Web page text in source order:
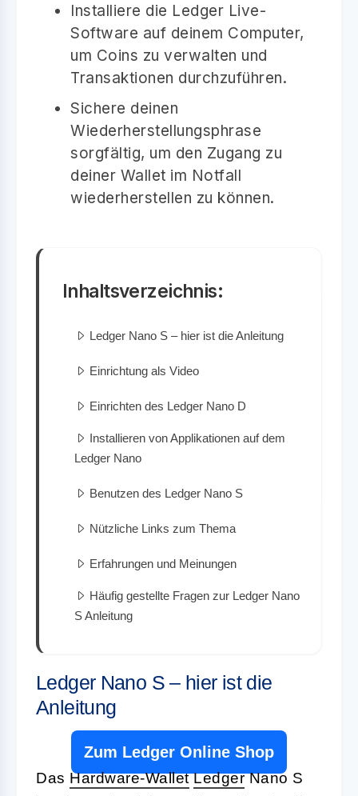
Installiere die Ledger Live-
Software auf deinem Computer,
um Coins zu verwalten und
Transaktionen durchzuführen.
Sichere deinen
Wiederherstellungsphrase
sorgfältig, um den Zugang zu
deiner Wallet im Notfall
wiederherstellen zu können.
Inhaltsverzeichnis:
Ledger Nano S – hier ist die Anleitung
Einrichtung als Video
Einrichten des Ledger Nano D
Installieren von Applikationen auf dem
Ledger Nano
Benutzen des Ledger Nano S
Nützliche Links zum Thema
Erfahrungen und Meinungen
Häufig gestellte Fragen zur Ledger Nano
S Anleitung
Ledger Nano S – hier ist die
Anleitung
Zum Ledger Online Shop
Das Hardware-Wallet LedgerNano S